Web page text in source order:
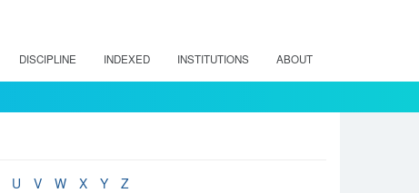
DISCIPLINE INDEXED INSTITUTIONS ABOUT
U V W X Y Z